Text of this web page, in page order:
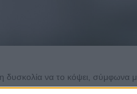
δυσκολία να το κόψει, σύμφωνα